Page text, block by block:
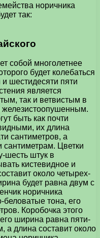
норичника
так:
собой многолетнее
будет колебаться
шестидесяти пяти
является
так и ветвистым в
железистоопушенным.
быть как почти
их длина
сантиметров, а
сантиметрам. Цветки
шесть штук в
кистевидное и
около четырех-
будет равна двум с
норичника
беловатые тона, его
Коробочка этого
ширина равна пяти-
а длина составит около